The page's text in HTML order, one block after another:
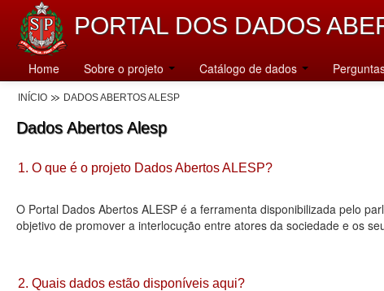
PORTAL DOS DADOS
Home Sobre o projeto Catálogo de dados
INÍCIO DADOS ABERTOS ALESP
Dados Abertos Alesp
1. O que é o projeto Dados Abertos ALESP?
O Portal Dados Abertos ALESP é a ferramenta disponibilizada pelo
objetivo de promover a interlocução entre atores da sociedade e os
2. Quais dados estão disponíveis aqui?